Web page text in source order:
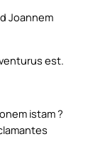
Joannem
est.
istam ?